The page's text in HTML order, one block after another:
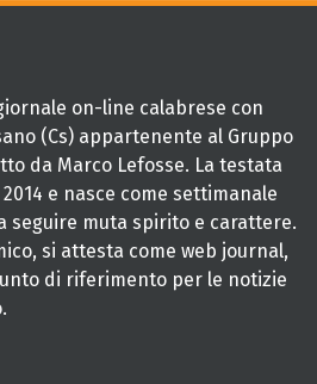
on-line calabrese con
(Cs) appartenente al Gruppo
da Marco Lefosse. La testata
e nasce come settimanale
seguire muta spirito e carattere.
si attesta come web journal,
di riferimento per le notizie